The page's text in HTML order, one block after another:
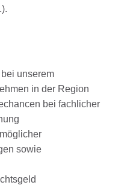
unserem
in der Region
bei fachlicher
sowie